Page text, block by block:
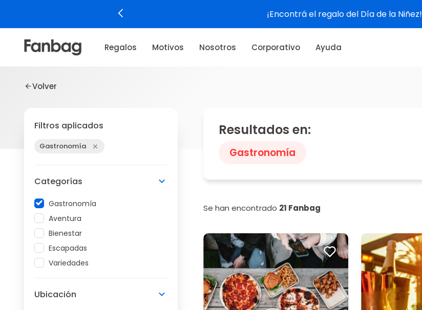
¡Encontrá el regalo del Día de la Niñez!
Regalos Motivos Nosotros Corporativo Ayuda
Volver
Filtros aplicados
Gastronomía
Categorías
Gastronomía
Aventura
Bienestar
Escapadas
Variedades
Ubicación
Resultados en:
Gastronomía
Se han encontrado 21 Fanbag